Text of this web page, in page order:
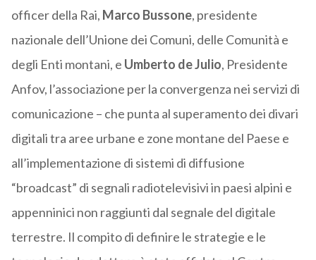
officer della Rai, Marco Bussone, presidente
nazionale dell’Unione dei Comuni, delle Comunità e
degli Enti montani, e Umberto de Julio, Presidente
Anfov, l’associazione per la convergenza nei servizi di
comunicazione – che punta al superamento dei divari
digitali tra aree urbane e zone montane del Paese e
all’implementazione di sistemi di diffusione
“broadcast” di segnali radiotelevisivi in paesi alpini e
appenninici non raggiunti dal segnale del digitale
terrestre. Il compito di definire le strategie e le